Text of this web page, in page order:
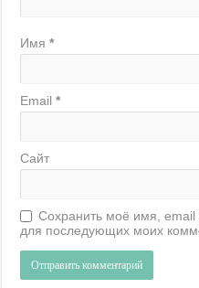
Имя*
Email*
Сайт
Сохранить моё имя, email
для последующих моих